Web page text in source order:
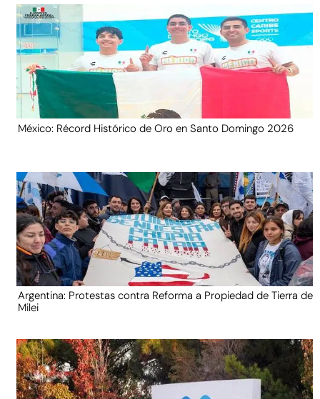
México: Récord Histórico de Oro en Santo Domingo 2026
Argentina: Protestas contra Reforma a Propiedad de Tierra de
Milei